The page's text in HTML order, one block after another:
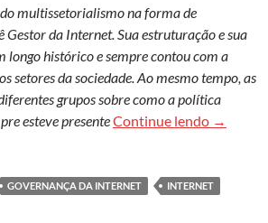
multissetorialismo na forma de
da Internet. Sua estruturação e sua
longo histórico e sempre contou com a
setores da sociedade. Ao mesmo tempo, as
grupos sobre como a política
esteve presenteContinue lendo →
GOVERNANÇA DA INTERNET INTERNET